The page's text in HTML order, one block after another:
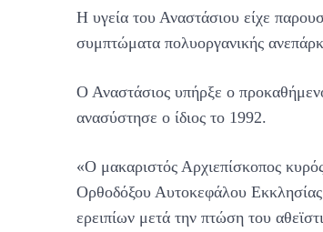
Η υγεία του Αναστάσιου είχε
συμπτώματα πολυοργανικής
Ο Αναστάσιος υπήρξε ο
ανασύστησε ο ίδιος το 1992.
«Ο μακαριστός Αρχιεπίσκοπος
Ορθοδόξου Αυτοκεφάλου Εκκλησίας
ερειπίων μετά την πτώση του